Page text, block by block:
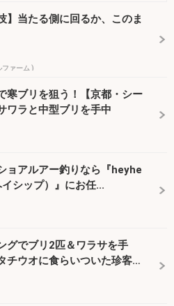
】当たる側に回るか、このま
ファーム )
寒ブリを狙う！【京都・シー
ワラと中型ブリを手中
ョアルアー釣りなら『heyhe
シップ）』にお任...
グでブリ2匹＆ワラサを手
チウオに食らいついた珍客ト